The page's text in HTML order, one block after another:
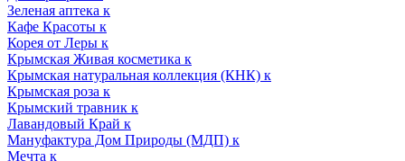
Зеленая аптека к
Кафе Красоты к
Корея от Леры к
Крымская Живая косметика к
Крымская натуральная коллекция (КНК) к
Крымская роза к
Крымский травник к
Лавандовый Край к
Мануфактура Дом Природы (МДП) к
Мечта к